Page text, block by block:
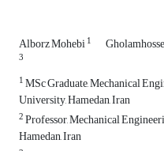
Alborz Mohebi1
3
1MSc Graduate, Mechanical
University, Hamedan, Iran
2Professor, Mechanical
Hamedan, Iran